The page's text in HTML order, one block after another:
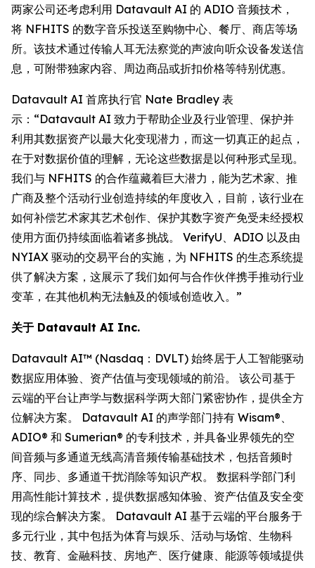
两家公司还考虑利用 Datavault AI 的 ADIO 音频技术，
将 NFHITS 的数字音乐投送至购物中心、餐厅、商店等场
所。该技术通过传输人耳无法察觉的声波向听众设备发送信
息，可附带独家内容、周边商品或折扣价格等特别优惠。
Datavault AI 首席执行官 Nate Bradley 表
示：“Datavault AI 致力于帮助企业及行业管理、保护并
利用其数据资产以最大化变现潜力，而这一切真正的起点，
在于对数据价值的理解，无论这些数据是以何种形式呈现。
我们与 NFHITS 的合作蕴藏着巨大潜力，能为艺术家、推
广商及整个活动行业创造持续的年度收入，目前，该行业在
如何补偿艺术家其艺术创作、保护其数字资产免受未经授权
使用方面仍持续面临着诸多挑战。 VerifyU、ADIO 以及由
NYIAX 驱动的交易平台的实施，为 NFHITS 的生态系统提
供了解决方案，这展示了我们如何与合作伙伴携手推动行业
变革，在其他机构无法触及的领域创造收入。”
关于 Datavault AI Inc.
Datavault AI™ (Nasdaq：DVLT) 始终居于人工智能驱动
数据应用体验、资产估值与变现领域的前沿。 该公司基于
云端的平台让声学与数据科学两大部门紧密协作，提供全方
位解决方案。 Datavault AI 的声学部门持有 Wisam®、
ADIO® 和 Sumerian® 的专利技术，并具备业界领先的空
间音频与多通道无线高清音频传输基础技术，包括音频时
序、同步、多通道干扰消除等知识产权。 数据科学部门利
用高性能计算技术，提供数据感知体验、资产估值及安全变
现的综合解决方案。 Datavault AI 基于云端的平台服务于
多元行业，其中包括为体育与娱乐、活动与场馆、生物科
技、教育、金融科技、房地产、医疗健康、能源等领域提供